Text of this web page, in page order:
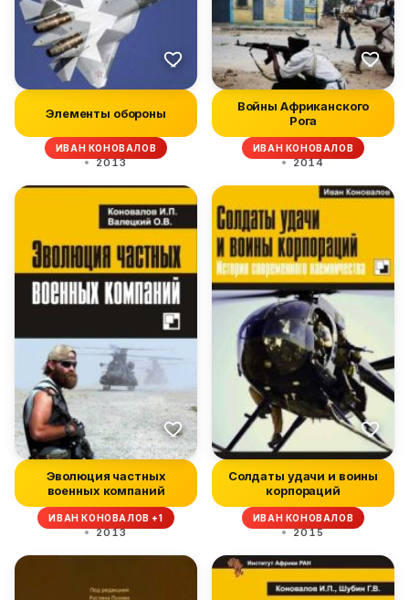
Элементы обороны
ИВАН КОНОВАЛОВ
2013
Войны Африканского
Рога
ИВАН КОНОВАЛОВ
2014
Эволюция частных
военных компаний
ИВАН КОНОВАЛОВ +1
2013
Солдаты удачи и воины
корпораций
ИВАН КОНОВАЛОВ
2015